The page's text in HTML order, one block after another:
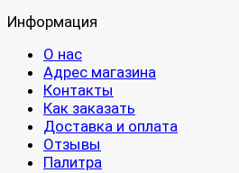
Информация
О нас
Адрес магазина
Контакты
Как заказать
Доставка и оплата
Отзывы
Палитра